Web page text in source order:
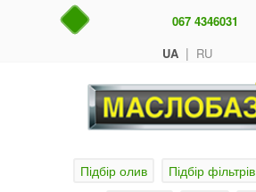
UA | RU
067 4346031
Підбір олив Підбір фільтрів